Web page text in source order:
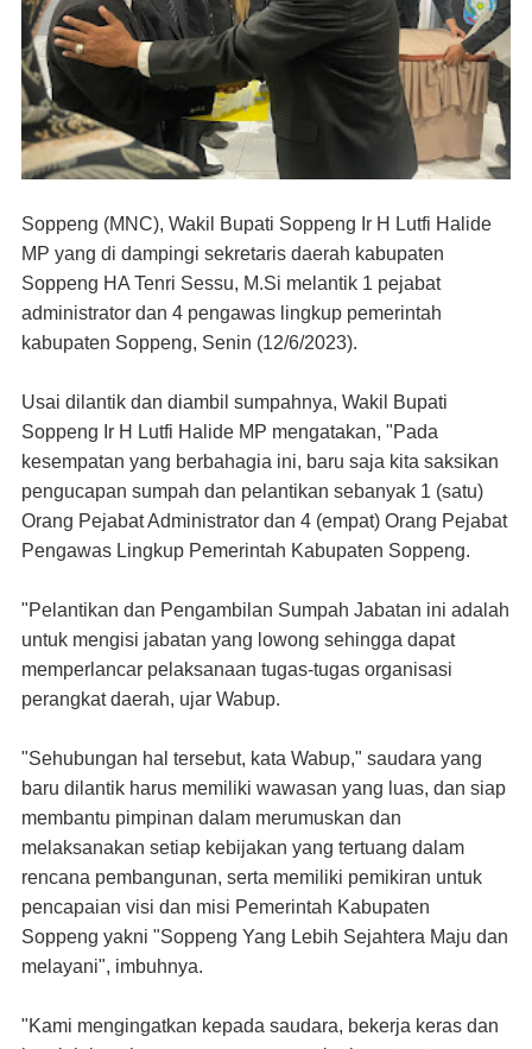
Soppeng (MNC), Wakil Bupati Soppeng Ir H Lutfi Halide
MP yang di dampingi sekretaris daerah kabupaten
Soppeng HA Tenri Sessu, M.Si melantik 1 pejabat
administrator dan 4 pengawas lingkup pemerintah
kabupaten Soppeng, Senin (12/6/2023).
Usai dilantik dan diambil sumpahnya, Wakil Bupati
Soppeng Ir H Lutfi Halide MP mengatakan, "Pada
kesempatan yang berbahagia ini, baru saja kita saksikan
pengucapan sumpah dan pelantikan sebanyak 1 (satu)
Orang Pejabat Administrator dan 4 (empat) Orang Pejabat
Pengawas Lingkup Pemerintah Kabupaten Soppeng.
"Pelantikan dan Pengambilan Sumpah Jabatan ini adalah
untuk mengisi jabatan yang lowong sehingga dapat
memperlancar pelaksanaan tugas-tugas organisasi
perangkat daerah, ujar Wabup.
"Sehubungan hal tersebut, kata Wabup," saudara yang
baru dilantik harus memiliki wawasan yang luas, dan siap
membantu pimpinan dalam merumuskan dan
melaksanakan setiap kebijakan yang tertuang dalam
rencana pembangunan, serta memiliki pemikiran untuk
pencapaian visi dan misi Pemerintah Kabupaten
Soppeng yakni "Soppeng Yang Lebih Sejahtera Maju dan
melayani", imbuhnya.
"Kami mengingatkan kepada saudara, bekerja keras dan